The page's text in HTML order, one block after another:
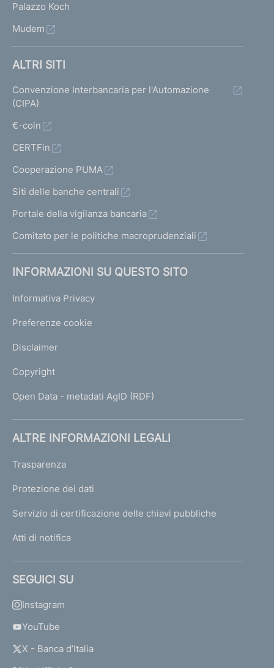
Palazzo Koch
Mudem
ALTRI SITI
Convenzione Interbancaria per l'Automazione
(CIPA)
€-coin
CERTFin
Cooperazione PUMA
Siti delle banche centrali
Portale della vigilanza bancaria
Comitato per le politiche macroprudenziali
INFORMAZIONI SU QUESTO SITO
Informativa Privacy
Preferenze cookie
Disclaimer
Copyright
Open Data - metadati AgID (RDF)
ALTRE INFORMAZIONI LEGALI
Trasparenza
Protezione dei dati
Servizio di certificazione delle chiavi pubbliche
Atti di notifica
SEGUICI SU
Instagram
YouTube
X - Banca d’Italia